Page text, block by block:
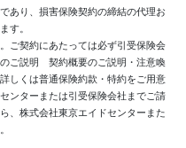
あり、損害保険契約の締結の代理お
す。
ご契約にあたっては必ず引受保険会
ご説明 契約概要のご説明・注意喚
しくは普通保険約款・特約をご用意
ンターまたは引受保険会社までご請
、株式会社東京エイドセンターまた